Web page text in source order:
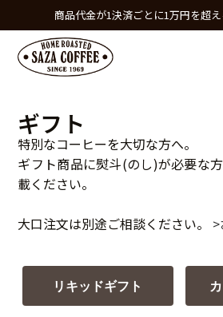
商品代金が1決済ごとに1万円を超
ギフト
特別なコーヒーを大切な方へ。
ギフト商品に熨斗(のし)が必要な
載ください。
大口注文は別途ご相談ください。
リキッドギフト